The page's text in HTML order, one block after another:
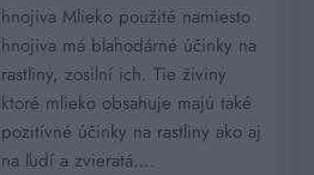
hnojiva Mlieko použité namiesto
hnojiva má blahodárné účinky na
rastliny, zosilní ich. Tie živiny
ktoré mlieko obsahuje majú také
pozitívné účinky na rastliny ako aj
na ľudí a zvieratá….